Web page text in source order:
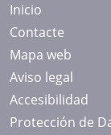
Inicio
Contacte
Mapa web
Aviso legal
Accesibilidad
Protección de